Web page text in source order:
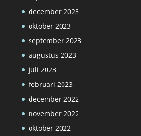
december 2023
oktober 2023
september 2023
augustus 2023
juli 2023
februari 2023
december 2022
november 2022
oktober 2022